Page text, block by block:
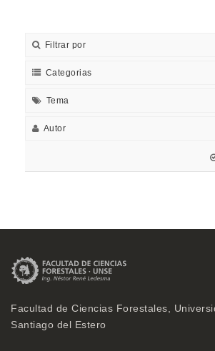
Filtrar por
Categorias
Tema
Autor
Facultad de Ciencias Forestales,
Santiago del Estero